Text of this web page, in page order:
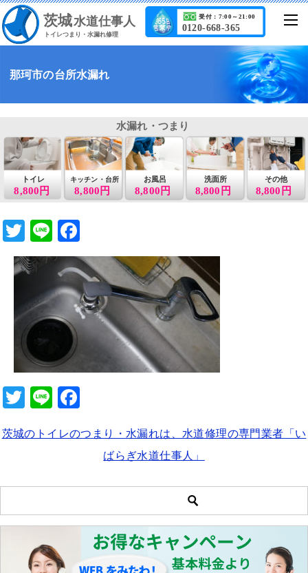
茨城水道仕事人
トイレつまり・水漏れ修理
0120-668-365
受付：7:00～21:00
那珂市の台所水漏れ
8,800円
トイレ
8,800円
キッチン・台所 お風呂
8,800円
洗面所
8,800円
その他
8,800円
水漏れ・つまり
T
wi
tt
er
Li
n
e
a
c
e
b
o
T
tt
Li
e c
b
o
茨城のトイレのつまり・水漏れは、水道修理の専門業者「い
ばらぎ水道仕事人」